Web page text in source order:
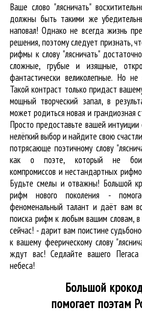
Ваше слово "лясничать"
должны быть такими же
наповал! Однако не всегда жизнь
решения, поэтому следует признать,
рифмы к слову "лясничать"
сложные, грубые и изящные,
фантастически великолепные. Но не
Такой контраст только придаст
мощный творческий запал, в
может родиться новая и грандиозная
Просто предоставьте вашей интуиции
нелёгкий выбор и найдите свою
потрясающе поэтичному слову
как о поэте, который не
компромиссов и нестандартных
Будьте смелы и отважны! Большой
рифм нового поколения -
феноменальный талант и даёт вам
поиска рифмк любым вашим словам, в
сейчас! - дарит вам поистине
к вашему феерическому слову
ждут вас! Седлайте вашего
небеса!
Большой
помогает поэтам